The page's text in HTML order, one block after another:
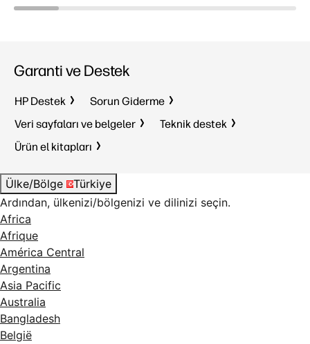
Garanti ve Destek
HP Destek
Sorun Giderme
Veri sayfaları ve belgeler
Teknik destek
Ürün el kitapları
Ülke/Bölge
Türkiye
Ardından, ülkenizi/bölgenizi ve dilinizi seçin.
Africa
Afrique
América Central
Argentina
Asia Pacific
Australia
Bangladesh
België